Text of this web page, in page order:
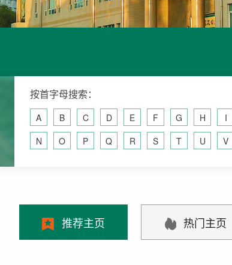
按首字母搜索：
A B C D E F G H I
N
O P Q R S T U V
推荐主页 热门主页